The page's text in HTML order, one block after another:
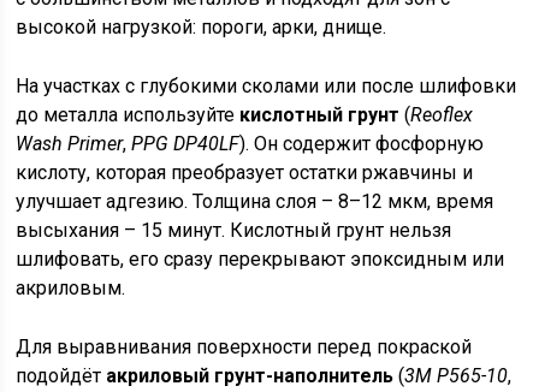
высокой нагрузкой: пороги, арки, днище.
На участках с глубокими сколами или после шлифовки
до металла используйте кислотный грунт (Reoflex
Wash Primer,PPG DP40LF). Он содержит фосфорную
кислоту, которая преобразует остатки ржавчины и
улучшает адгезию. Толщина слоя – 8–12 мкм, время
высыхания – 15 минут. Кислотный грунт нельзя
шлифовать, его сразу перекрывают эпоксидным или
акриловым.
Для выравнивания поверхности перед покраской
подойдёт акриловый грунт-наполнитель (3M P565-10,